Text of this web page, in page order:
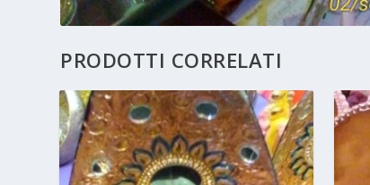
PRODOTTI CORRELATI